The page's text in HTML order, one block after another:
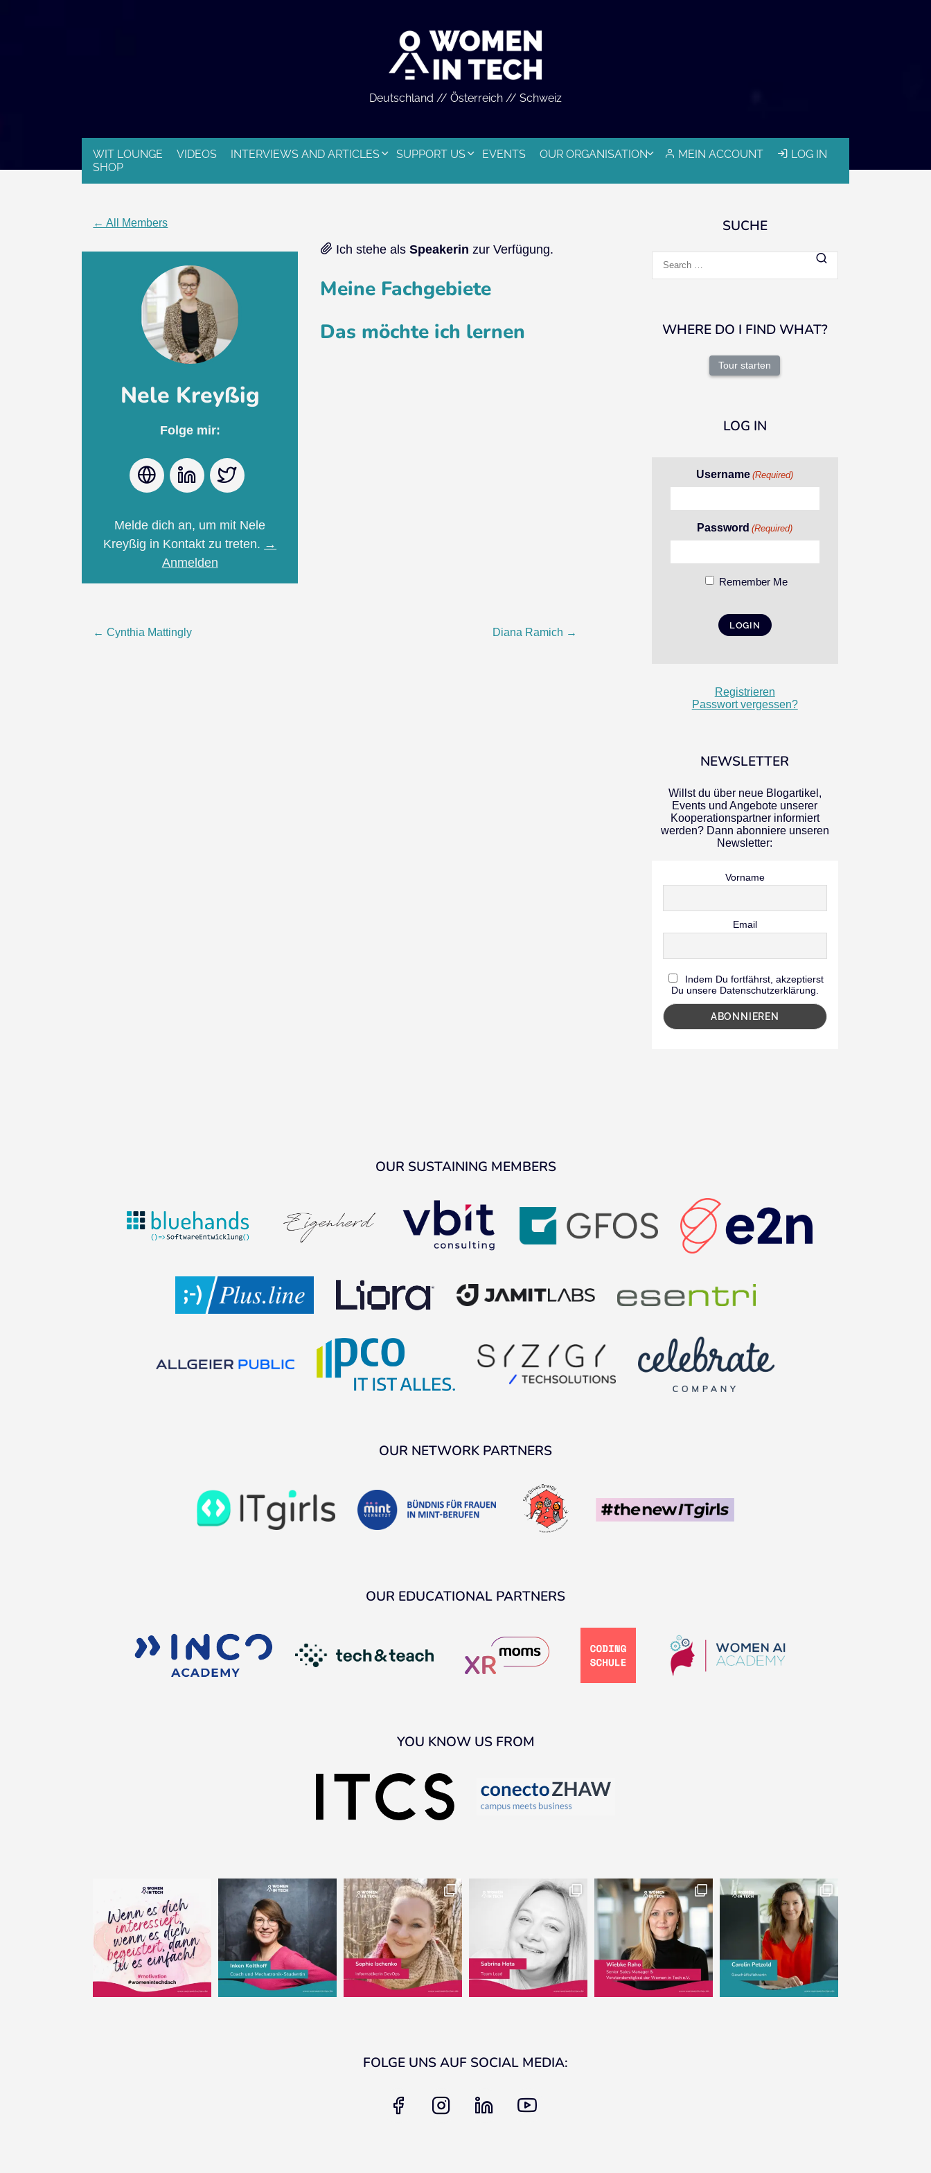
Deutschland // Österreich // Schweiz
MEIN ACCOUNT LOG IN
WIT LOUNGE VIDEOS INTERVIEWS AND ARTICLES SUPPORT US EVENTS
OUR ORGANISATION
SHOP
← All Members
Nele Kreyßig
Folge mir:
WebseiteLinkedIn
Melde dich an, um mit Nele
Kreyßig in Kontakt zu treten. →
Anmelden
Ich stehe als Speakerin zur Verfügung.
Meine Fachgebiete
Das möchte ich lernen
Post
← Cynthia Mattingly Diana Ramich →
SUCHE
for:
WHERE DO I FIND WHAT?
Tour starten
LOG IN
Username (Required)
Password (Required)
Remember Me
Registrieren
Passwort vergessen?
NEWSLETTER
Willst du über neue Blogartikel,
Events und Angebote unserer
Kooperationspartner informiert
werden? Dann abonniere unseren
Newsletter:
Vorname
Email
Indem Du fortfährst, akzeptierst
Du unsere Datenschutzerklärung.
OUR SUSTAINING MEMBERS
OUR NETWORK PARTNERS
OUR EDUCATIONAL PARTNERS
YOU KNOW US FROM
FOLGE UNS AUF SOCIAL MEDIA:
facebook instagram